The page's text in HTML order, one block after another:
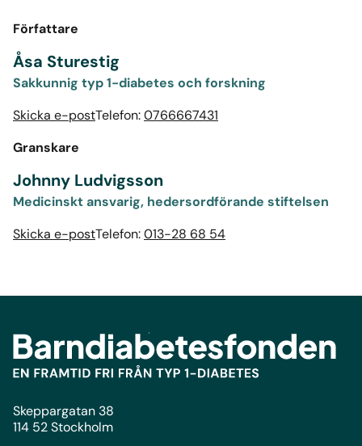
Författare
Åsa Sturestig
Sakkunnig typ 1-diabetes och forskning
Skicka e-postTelefon:0766667431
Granskare
Johnny Ludvigsson
Medicinskt ansvarig, hedersordförande stiftelsen
Skicka e-postTelefon:013-28 68 54
Skeppargatan 38
114 52 Stockholm